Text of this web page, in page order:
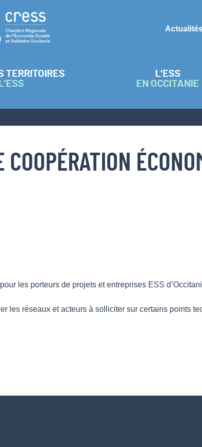
TERRITOIRES
L’ESS
EN OCCITANIE
les porteurs de projets et entreprises ESS
réseaux et acteurs à solliciter sur certains points